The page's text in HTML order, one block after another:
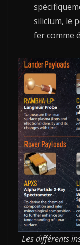
silicium, le
fer comme
Les différents